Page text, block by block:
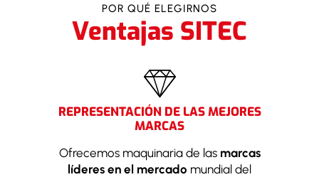
POR QUÉ ELEGIRNOS
Ventajas SITEC
REPRESENTACIÓN DE LAS MEJORES
MARCAS
Ofrecemos maquinaria de las marcas
líderes en el mercado mundial del